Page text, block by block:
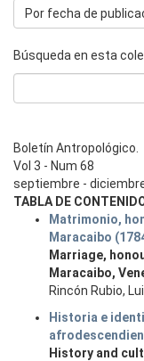
Por fecha de
Búsqueda en esta
Boletín Antropológico.
Vol 3 - Num 68
septiembre -
TABLA DE
Matrimonio,
Maracaibo
Marriage,
Maracaibo,
Rincón Rubio,
Historia e
History and